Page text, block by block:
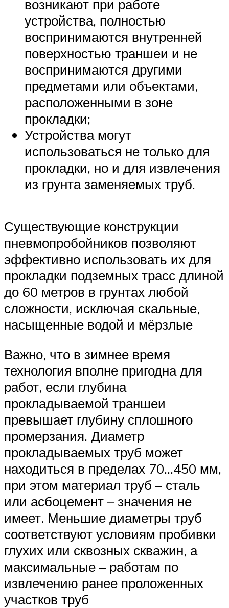
возникают при работе
устройства, полностью
воспринимаются внутренней
поверхностью траншеи и не
воспринимаются другими
предметами или объектами,
расположенными в зоне
прокладки;
Устройства могут
использоваться не только для
прокладки, но и для извлечения
из грунта заменяемых труб.
Существующие конструкции
пневмопробойников позволяют
эффективно использовать их для
прокладки подземных трасс длиной
до 60 метров в грунтах любой
сложности, исключая скальные,
насыщенные водой и мёрзлые
Важно, что в зимнее время
технология вполне пригодна для
работ, если глубина
прокладываемой траншеи
превышает глубину сплошного
промерзания. Диаметр
прокладываемых труб может
находиться в пределах 70…450 мм,
при этом материал труб – сталь
или асбоцемент – значения не
имеет. Меньшие диаметры труб
соответствуют условиям пробивки
глухих или сквозных скважин, а
максимальные – работам по
извлечению ранее проложенных
участков труб